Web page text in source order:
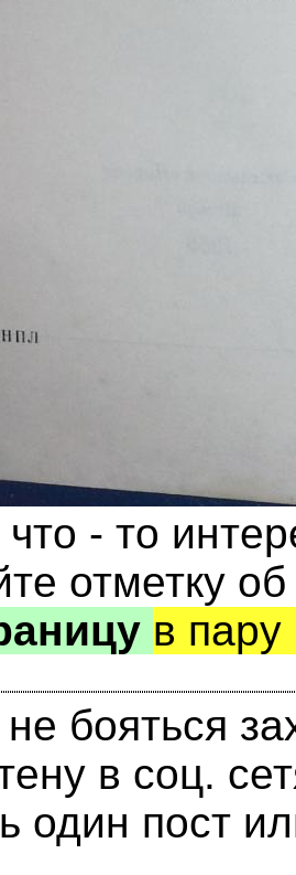
- то
отметку
в пару
бояться
в соц.
один пост